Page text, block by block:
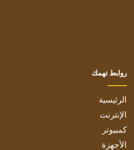
روابط تهمك
الرئيسية
الإنترنت
كمبيوتر
الأجهزة